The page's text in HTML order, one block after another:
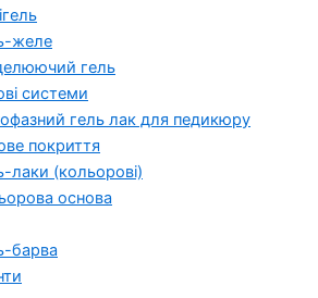
желе
гель
системи
гель лак для педикюру
покриття
лаки (кольорові)
основа
барва